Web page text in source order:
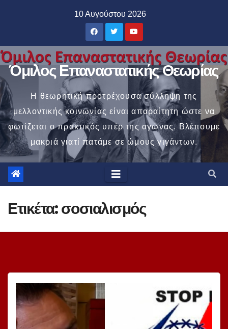
10 Αυγούστου 2026
Όμιλος Επαναστατικής Θεωρίας
Η θεωρητική προτρέχουσα σύλληψη της
μελλοντικής κοινωνίας είναι απαραίτητη ώστε να
φωτίζεται ο πρακτικός υπέρ της αγώνας. Βλέπουμε
μακριά γιατί πατάμε σε ώμους γιγάντων.
Ετικέτα:σοσιαλισμός